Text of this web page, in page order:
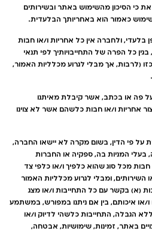
כי הסיכון מהשימוש באתר ובשירותים
שימוש כאמור הוא באחריותך הבלעדית.
ולחברה אין כל אחריות ו/או חבות
כל הפרה של התחייבויותיך לפי תנאי
(לרבות, אך מבלי לגרוע מכלליות האמור,
פה או בכתב, אשר קיבלת מאיתנו
אחריות ו/או חבות כלשהם אשר לא צוינו
על פי הדין, בשום מקרה לא יישאו החברה,
בעלי המניות בה, ספקיה או החברות
מכל סוג שהוא כלפיך ו/או כלפי צד
ומבלי לגרוע מכלליות האמור
(א) בקשר עם כל התחייבות ו/או מצג
או איכותם, בין אם ניתנו במפורש, במשתמע
הגבלה, התחייבות כלשהי לדיוק ו/או
באתר, זמינות, שימושיות, אבטחה,